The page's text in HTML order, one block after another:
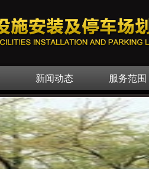
新闻动态 服务范围